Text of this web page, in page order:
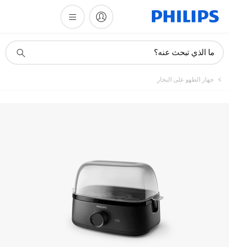
دعم
ما الذي تبحث عنه؟
جهاز الطهو على البخار
تسجيل المنتج